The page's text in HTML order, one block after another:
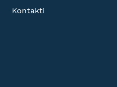
Kontakti